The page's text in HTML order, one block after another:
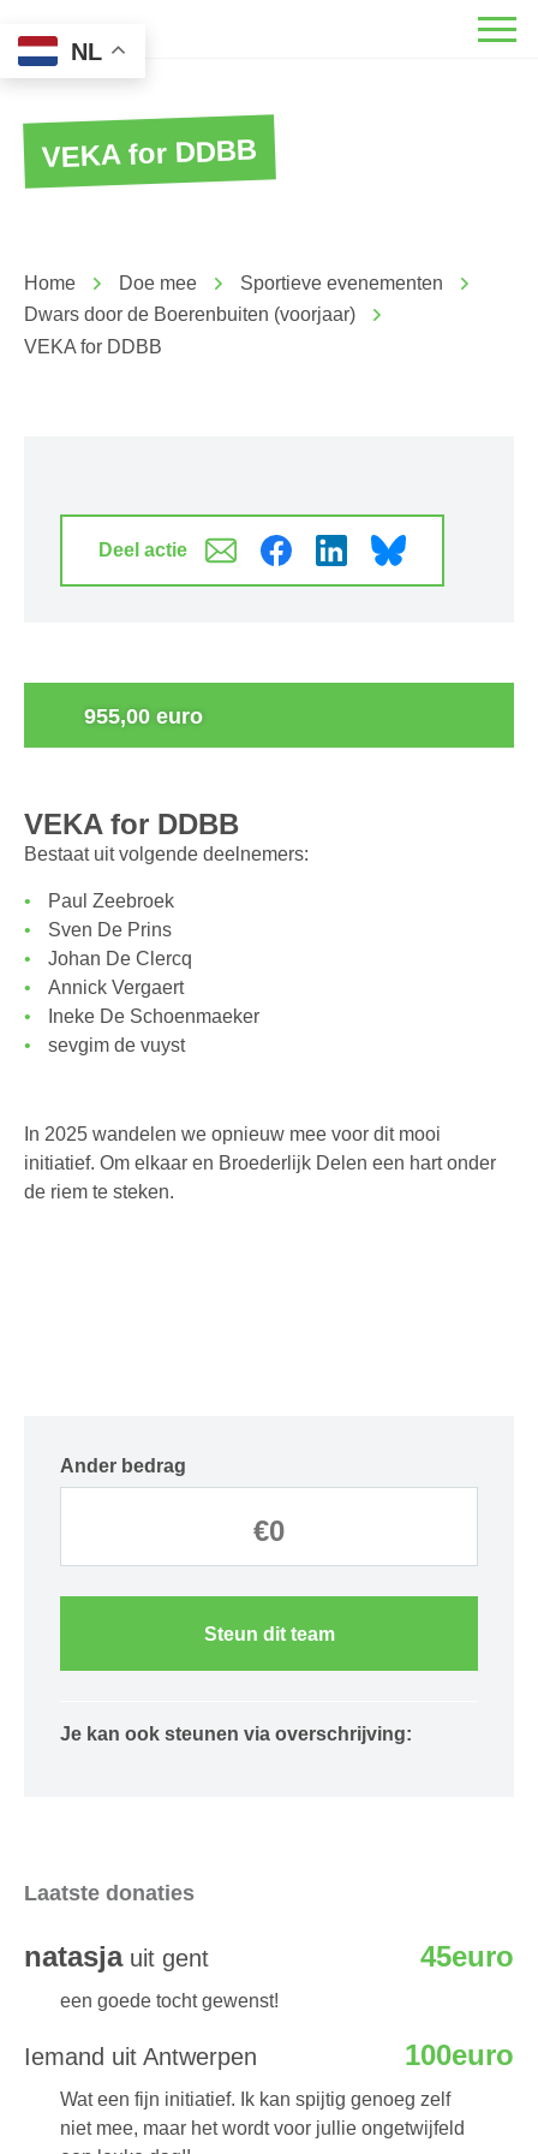
VEKA for DDBB
Home Doe mee
Sportieve evenementen
Dwars door de Boerenbuiten (voorjaar)
VEKA for DDBB
Deel actie
955,00 euro
VEKA for DDBB
Bestaat uit volgende deelnemers:
Paul Zeebroek
Sven De Prins
Johan De Clercq
Annick Vergaert
Ineke De Schoenmaeker
sevgim de vuyst
In 2025 wandelen we opnieuw mee voor dit mooi
initiatief. Om elkaar en Broederlijk Delen een hart onder
de riem te steken.
Ander bedrag
Steun dit team
Je kan ook steunen via overschrijving:
Laatste donaties
natasjauit gent 45euro
een goede tocht gewenst!
Iemand uit Antwerpen 100euro
Wat een fijn initiatief. Ik kan spijtig genoeg zelf
niet mee, maar het wordt voor jullie ongetwijfeld
NL